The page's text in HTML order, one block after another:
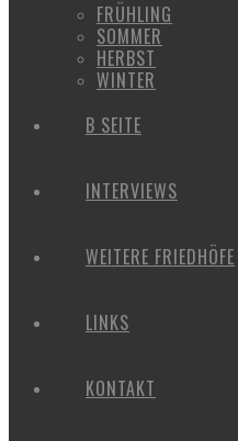
FRÜHLING
SOMMER
HERBST
WINTER
B SEITE
INTERVIEWS
WEITERE FRIEDHÖFE
LINKS
KONTAKT